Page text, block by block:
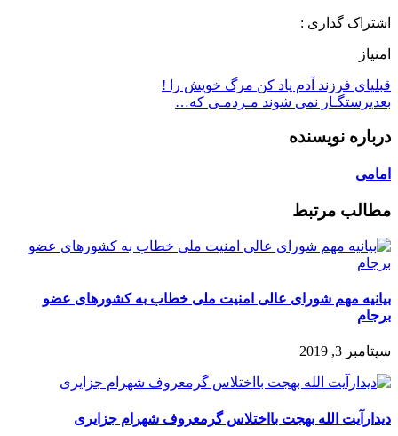
اشتراک گذاری :
امتیاز
قبلیای فرزند آدم یاد کن مرگ خویش را !
بعدیرستگـار نمی شوند مـردمـی که…
درباره نویسنده
امامی
مطالب مرتبط
بیانیه مهم شورای عالی امنیت ملی خطاب به کشورهای عضو
برجام
سپتامبر 3, 2019
دیدارآیت الله بهجت بااختلاس گرمعروف شهرام‌ جزایری